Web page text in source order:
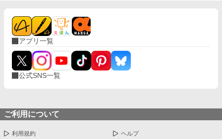
アプリ一覧
公式SNS一覧
ご利用について
利用規約 ヘルプ